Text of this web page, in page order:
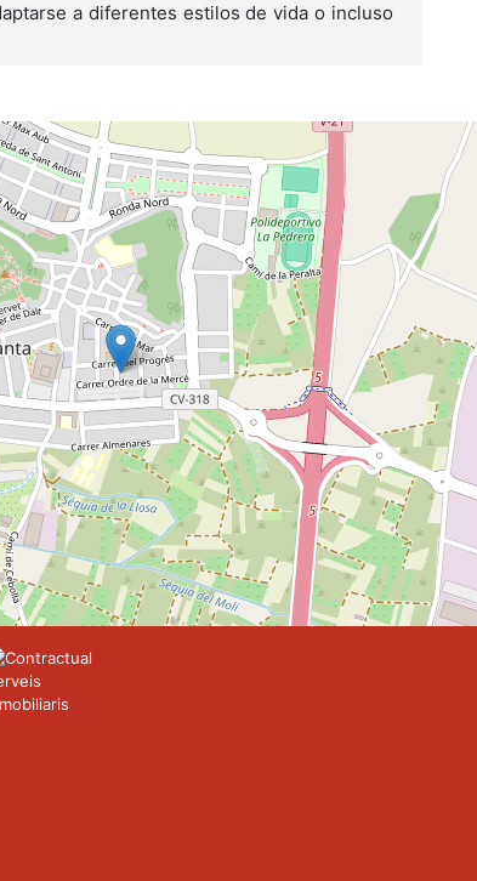
a diferentes estilos de vida o incluso